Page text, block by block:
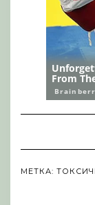
МЕТКА: